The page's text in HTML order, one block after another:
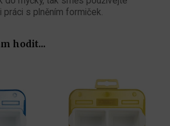
s plněním formiček.
hodit...